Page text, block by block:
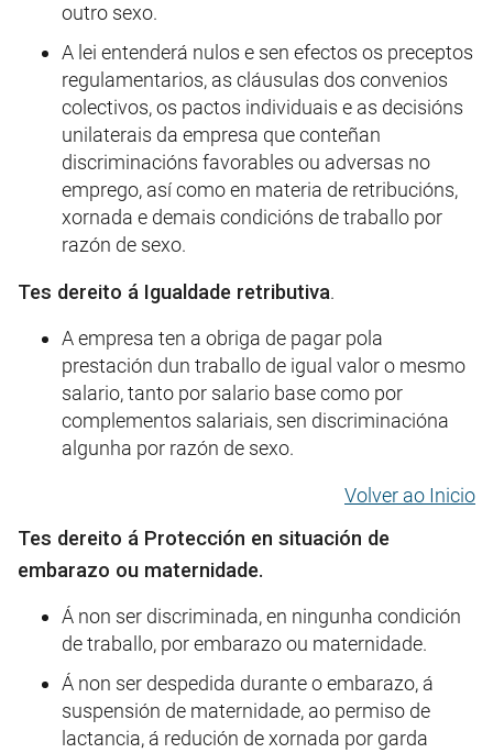
outro sexo.
A lei entenderá nulos e sen efectos os preceptos
regulamentarios, as cláusulas dos convenios
colectivos, os pactos individuais e as decisións
unilaterais da empresa que conteñan
discriminacións favorables ou adversas no
emprego, así como en materia de retribucións,
xornada e demais condicións de traballo por
razón de sexo.
Tes dereito á Igualdade retributiva.
A empresa ten a obriga de pagar pola
prestación dun traballo de igual valor o mesmo
salario, tanto por salario base como por
complementos salariais, sen discriminacióna
algunha por razón de sexo.
Volver ao Inicio
Tes dereito á Protección en situación de
embarazo ou maternidade.
Á non ser discriminada, en ningunha condición
de traballo, por embarazo ou maternidade.
Á non ser despedida durante o embarazo, á
suspensión de maternidade, ao permiso de
lactancia, á redución de xornada por garda